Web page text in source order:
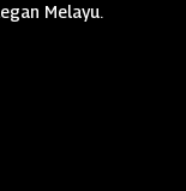
Melayu.